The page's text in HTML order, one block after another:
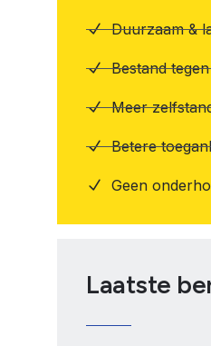
Duurzaam &
Bestand
Meer
Betere
Geen
Laatste